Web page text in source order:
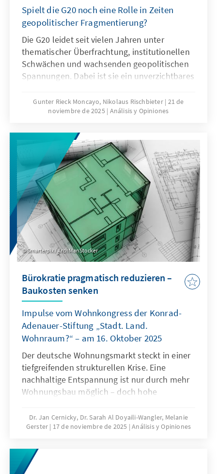
Spielt die G20 noch eine Rolle in Zeiten
geopolitischer Fragmentierung?
Die G20 leidet seit vielen Jahren unter
thematischer Überfrachtung, institutionellen
Schwächen und wachsenden geopolitischen
Spannungen. Dabei ist sie ein unverzichtbares
muss daher ihre Legitimität und Wirksamkeit
zurückgewinnen. Dies kann nur gelingen,
konzentriert, die Troika zu einer mehrjährigen
Planungsinstanz weiterentwickelt, die OECD
als Quasi-Sekretariat institutionell stärkt und
ihre Arbeitsweise stärker auf umsetzbare
Ergebnisse ausrichtet.
Gunter Rieck Moncayo, Nikolaus Rischbieter 21 de
noviembre de 2025 Análisis y Opiniones
Smarterpix / ArchManStocker
Bürokratie pragmatisch reduzieren –
Baukosten senken
Impulse vom Wohnkongress der Konrad-
Adenauer-Stiftung „Stadt. Land.
Wohnraum?“ – am 16. Oktober 2025
Der deutsche Wohnungsmarkt steckt in einer
tiefgreifenden strukturellen Krise. Eine
nachhaltige Entspannung ist nur durch mehr
Wohnungsbau möglich – doch hohe
Vorgaben bremsen die Bautätigkeit erheblich.
Zur Lösung des Problems bedarf es einer
Komplexität.
Dr. Jan Cernicky, Dr. Sarah Al Doyaili-Wangler, Melanie
Gerster
17 de noviembre de 2025 Análisis y Opiniones